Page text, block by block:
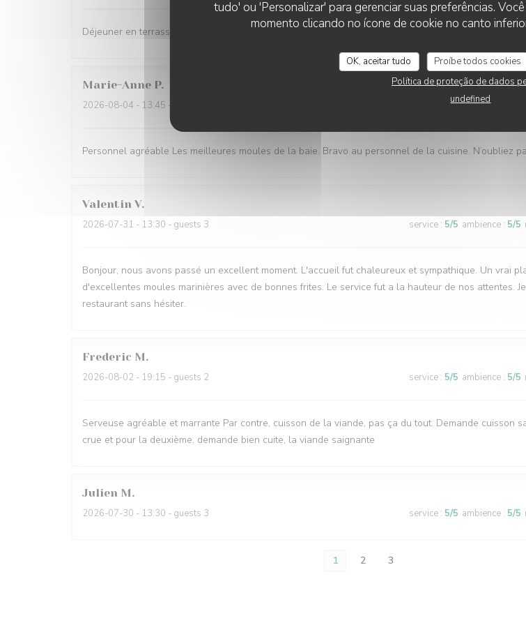
tudo' ou 'Personalizar' para gerenciar suas preferências.
momento clicando no ícone de cookie no canto
OK, aceitar tudo Proíbe todos cookies
Política de proteção de dados
undefined
Déjeuner en terrasse très agréable et des plats de qualité ( les moules sont extra), un service
Marie-Anne P
2026-08-04 - 13:45 - guests 4 /5 ambience
Personnel agréable Les meilleures moules de la baie. Bravo au personnel de la cuisine. N’oubliez
Valentin V
2026-07-31 - 13:30 - guests 3 service : 5/5 ambience : 5/5
Bonjour, nous avons passé un excellent moment. L'accueil fut chaleureux et sympathique. Un vrai
d'excellentes moules marinières avec de bonnes frites. Le service fut a la hauteur de nos attentes.
restaurant sans hésiter.
Frederic M
2026-08-02 - 19:15 - guests 2 service : 5/5 ambience : 5/5
Serveuse agréable et marrante Par contre, cuisson de la viande, pas ça du tout. Demande cuisson
crue et pour la deuxième, demande bien cuite, la viande saignante
Julien M
2026-07-30 - 13:30 - guests 3 service : 5/5 ambience : 5/5
1 2 3